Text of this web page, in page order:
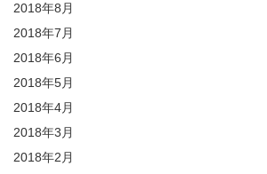
2018年8月
2018年7月
2018年6月
2018年5月
2018年4月
2018年3月
2018年2月